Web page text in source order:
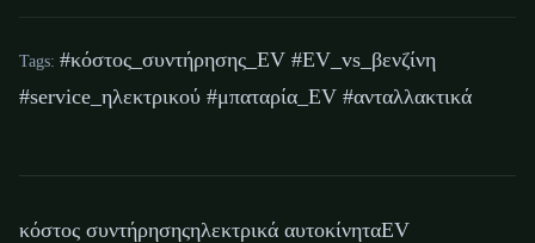
Tags: #κόστος_συντήρησης_EV #EV_vs_βενζίνη
#service_ηλεκτρικού #μπαταρία_EV #ανταλλακτικά
κόστος συντήρησηςηλεκτρικά αυτοκίνηταEV